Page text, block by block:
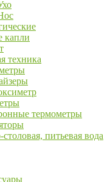
капли
техника
термометры
питьевая вода